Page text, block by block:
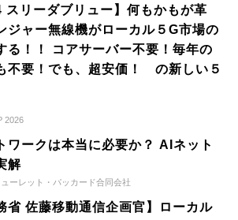
スリーダブリュー】何もかもが革
ジャー無線機がローカル５G市場の
る！！ コアサーバー不要！毎年の
不要！でも、超安価！ の新しい５
2026
ワークは本当に必要か？ AIネット
解
ーレット・パッカード合同会社
省 佐藤移動通信企画官】ローカル